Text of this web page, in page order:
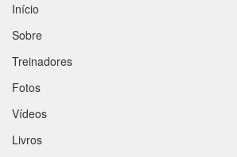
Início
Sobre
Treinadores
Fotos
Vídeos
Livros